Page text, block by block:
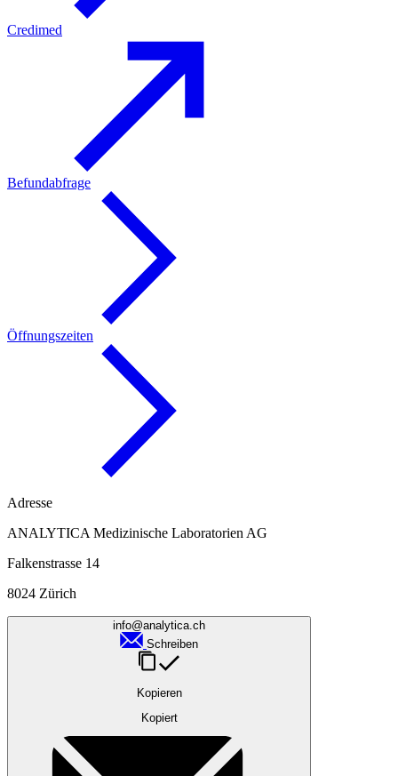
Credimed
Befundabfrage
Öffnungszeiten
Adresse
ANALYTICA Medizinische Laboratorien AG
Falkenstrasse 14
8024 Zürich
info@analytica.ch
Schreiben
Kopieren
Kopiert